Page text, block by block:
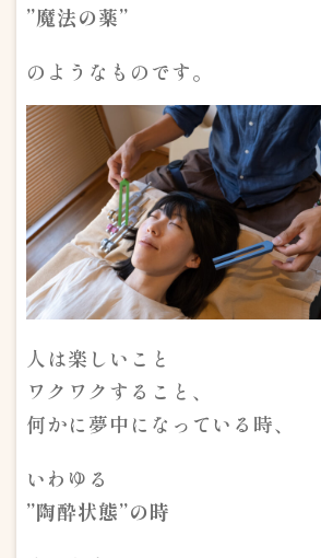
”魔法の薬”
のようなものです。
人は楽しいこと
ワクワクすること、
何かに夢中になっている時、
いわゆる
”陶酔状態”の時